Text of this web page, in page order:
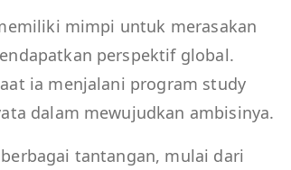
mimpi untuk merasakan
perspektif global.
ia menjalani program study
dalam mewujudkan ambisinya.
tantangan, mulai dari